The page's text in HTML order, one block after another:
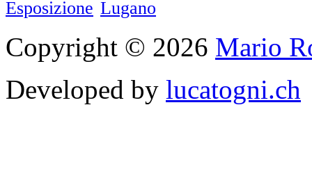
Esposizione Lugano
Copyright © 2026 Mario
Developed by lucatogni.ch